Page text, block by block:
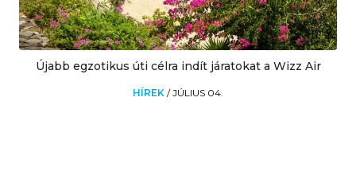
Újabb egzotikus úti célra indít járatokat a Wizz Air
HÍREK /JÚLIUS 04.